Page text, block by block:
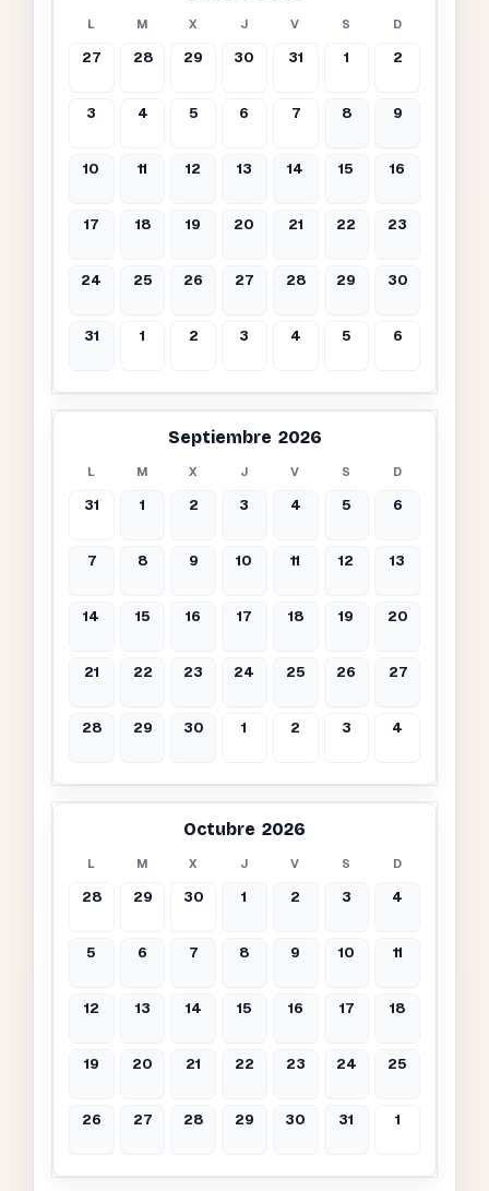
L M X J V S D
27 28 29 30 31 1 2
3 4 5 6 7 8 9
10 11 12 13 14 15 16
17 18 19 20 21 22 23
24 25 26 27 28 29 30
31 1 2 3 4 5 6
Septiembre 2026
L M X J V S D
31 1 2 3 4 5 6
7 8 9 10 11 12 13
14 15 16 17 18 19 20
21 22 23 24 25 26 27
28 29 30 1 2 3 4
Octubre 2026
L M X J V S D
28 29 30 1 2 3 4
5 6 7 8 9 10 11
12 13 14 15 16 17 18
19 20 21 22 23 24 25
26 27 28 29 30 31 1